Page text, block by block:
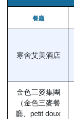
餐廳
寒舍艾美酒店
金色三麥集團
（金色三麥餐
廳、petit doux